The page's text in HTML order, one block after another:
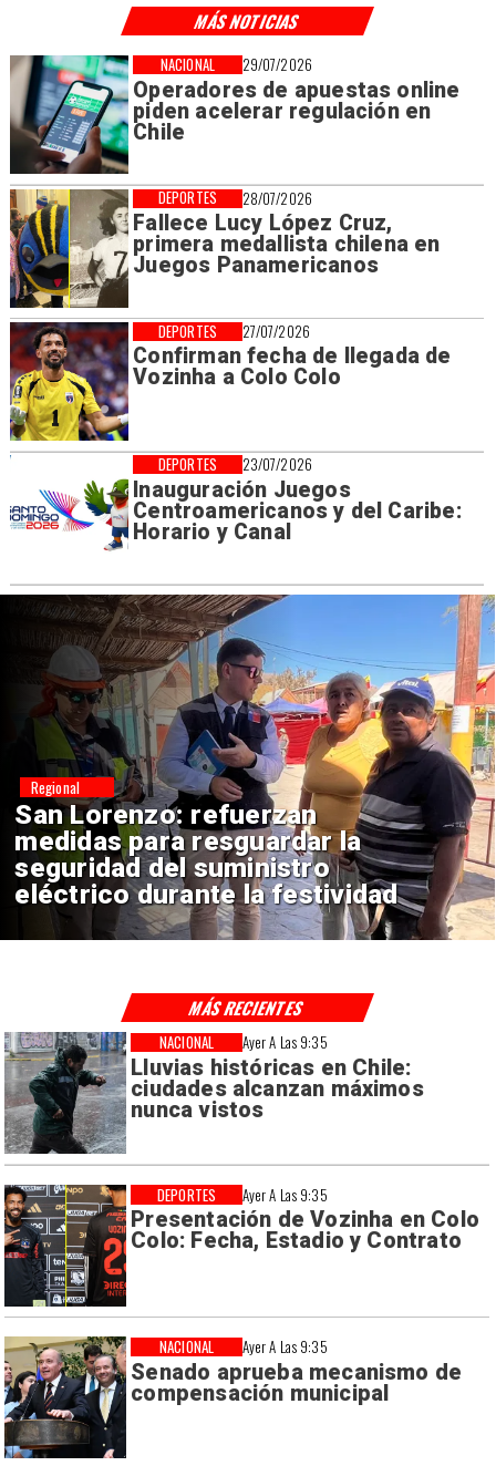
MÁS NOTICIAS
29/07/2026
Operadores de apuestas online
piden acelerar regulación en
Chile
NACIONAL
28/07/2026
Fallece Lucy López Cruz,
primera medallista chilena en
Juegos Panamericanos
DEPORTES
27/07/2026
Confirman fecha de llegada de
Vozinha a Colo Colo
DEPORTES
23/07/2026
Inauguración Juegos
Centroamericanos y del Caribe:
Horario y Canal
DEPORTES
Corte Suprema confirma pago
de $1.000 millones por caso
ProCultura
Nacional
Ayer A Las 9:35
Lluvias históricas en Chile:
ciudades alcanzan máximos
nunca vistos
NACIONAL
Ayer A Las 9:35
Presentación de Vozinha en Colo
Colo: Fecha, Estadio y Contrato
DEPORTES
Ayer A Las 9:35
Senado aprueba mecanismo de
compensación municipal
NACIONAL
MÁS RECIENTES